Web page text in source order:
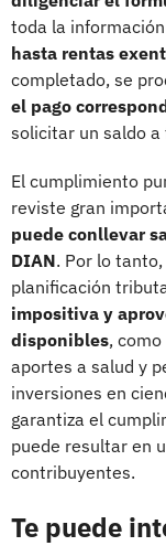
toda la
hasta rentas
completado, se
el pago
solicitar un saldo a
El cumplimiento
reviste gran
puede conllevar
DIAN. Por lo
planificación
impositiva y
disponibles,
aportes a salud y
inversiones en
garantiza el
puede resultar en
contribuyentes.
Te puede